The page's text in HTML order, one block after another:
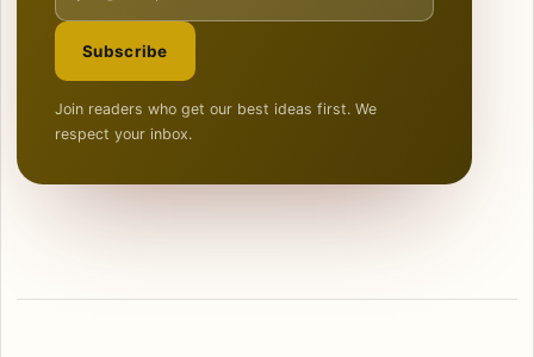
Subscribe
Join readers who get our best ideas first. We
respect your inbox.